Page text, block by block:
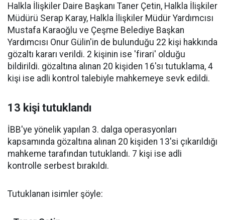
Halkla İlişkiler Daire Başkanı Taner Çetin, Halkla İlişkiler
Müdürü Serap Karay, Halkla İlişkiler Müdür Yardımcısı
Mustafa Karaoğlu ve Çeşme Belediye Başkan
Yardımcısı Onur Gülin'in de bulunduğu 22 kişi hakkında
gözaltı kararı verildi. 2 kişinin ise 'firari' olduğu
bildirildi. gözaltına alınan 20 kişiden 16'sı tutuklama, 4
kişi ise adli kontrol talebiyle mahkemeye sevk edildi.
13 kişi tutuklandı
İBB'ye yönelik yapılan 3. dalga operasyonları
kapsamında gözaltına alınan 20 kişiden 13'si çıkarıldığı
mahkeme tarafından tutuklandı. 7 kişi ise adli
kontrolle serbest bırakıldı.
Tutuklanan isimler şöyle: